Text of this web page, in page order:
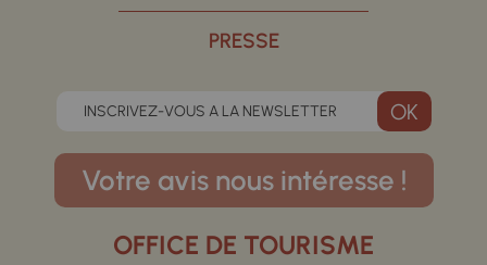
PRESSE
INSCRIVEZ-VOUS A LA NEWSLETTER
Votre avis nous intéresse !
OFFICE DE TOURISME